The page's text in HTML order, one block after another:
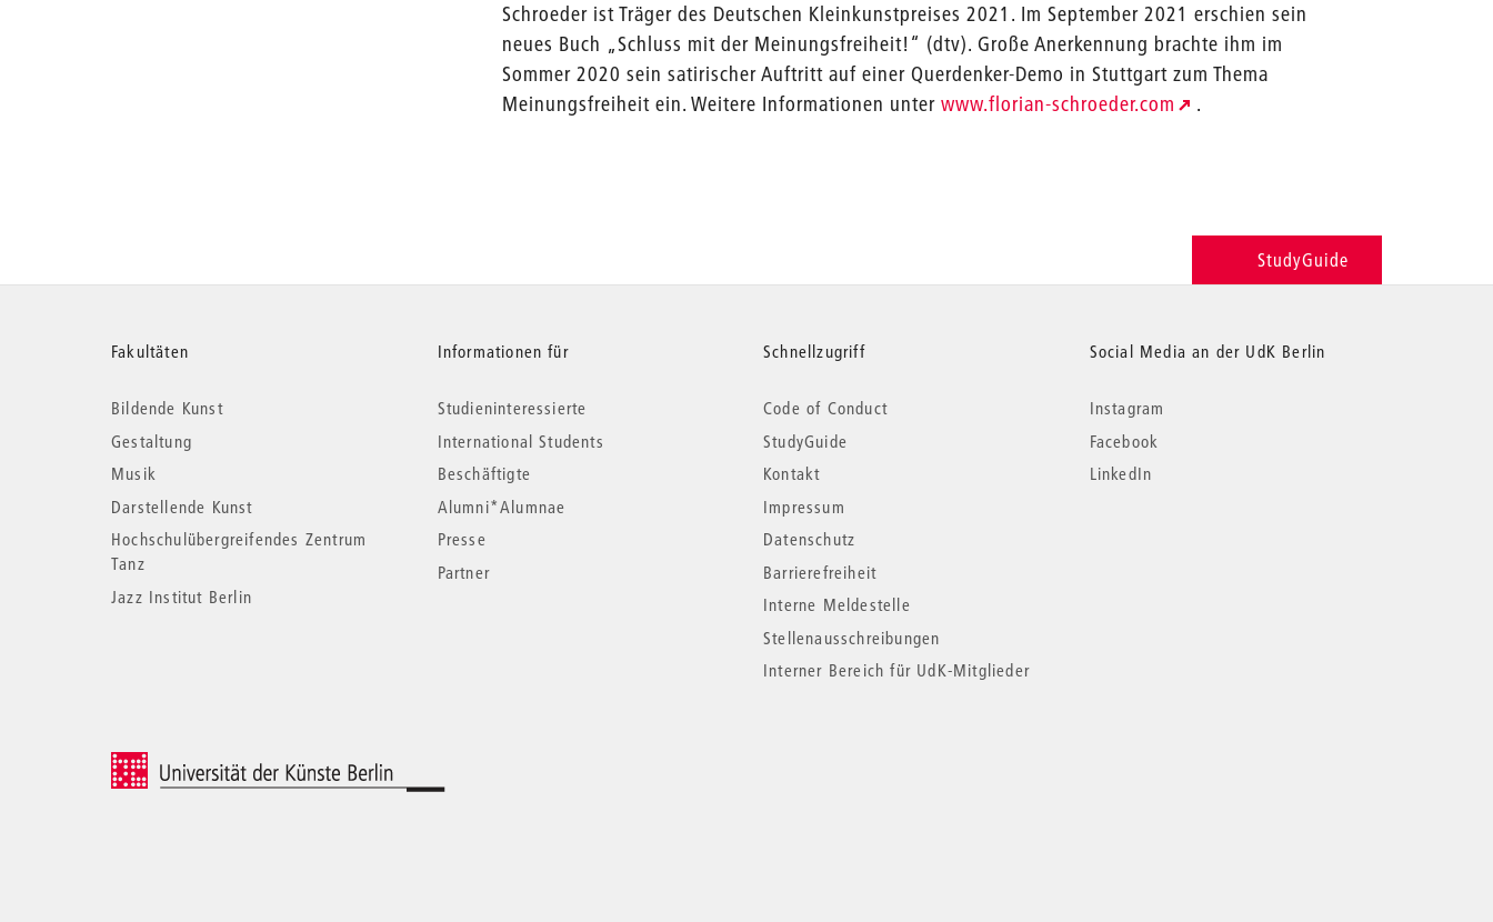
Schroeder ist Träger des Deutschen Kleinkunstpreises 2021. Im September 2021 erschien sein
neues Buch „Schluss mit der Meinungsfreiheit!“ (dtv). Große Anerkennung brachte ihm im
Sommer 2020 sein satirischer Auftritt auf einer Querdenker-Demo in Stuttgart zum Thema
Meinungsfreiheit ein. Weitere Informationen unterwww.florian-schroeder.com .
StudyGuide
Weitere
Informationen
Fakultäten
Bildende Kunst
Gestaltung
Musik
Darstellende Kunst
Hochschulübergreifendes Zentrum
Tanz
Jazz Institut Berlin
Informationen für
Studieninteressierte
International Students
Beschäftigte
Alumni*Alumnae
Presse
Partner
Schnellzugriff
Code of Conduct
StudyGuide
Kontakt
Impressum
Datenschutz
Barrierefreiheit
Interne Meldestelle
Stellenausschreibungen
Interner Bereich für UdK-Mitglieder
Social Media an der UdK Berlin
Instagram
Facebook
LinkedIn
© 2026 Universität der Künste Berlin